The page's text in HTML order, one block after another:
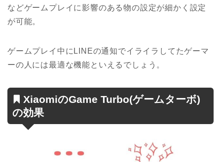
などゲームプレイに影響のある物の設定が細かく設定
が可能。
ゲームプレイ中にLINEの通知でイライラしてたゲーマ
ーの人には最適な機能といえるでしょう。
XiaomiのGame Turbo(ゲームターボ)
の効果